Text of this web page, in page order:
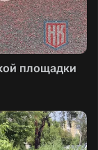
площадки